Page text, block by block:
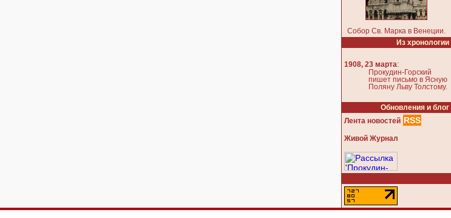
Собор Св. Марка в Венеции.
Из хронологии
1908, 23 марта:
Прокудин-Горский
пишет письмо в Ясную
Поляну Льву Толстому.
Обновления и блог
Лента новостей RSS
Живой Журнал